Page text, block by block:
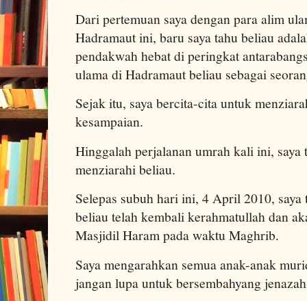
Dari pertemuan saya dengan para alim
Hadramaut ini, baru saya tahu beliau
pendakwah hebat di peringkat
ulama di Hadramaut beliau sebagai
Sejak itu, saya bercita-cita untuk
kesampaian.
Hinggalah perjalanan umrah kali ini,
menziarahi beliau.
Selepas subuh hari ini, 4 April 2010, saya
beliau telah kembali kerahmatullah dan
Masjidil Haram pada waktu Maghrib.
Saya mengarahkan semua anak-anak
jangan lupa untuk bersembahyang